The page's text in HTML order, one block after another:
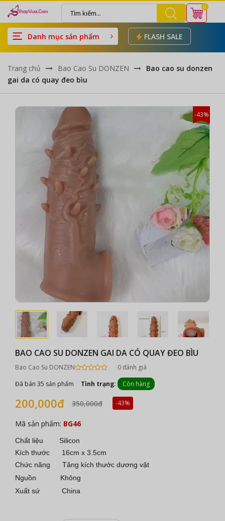
0
Danh mục sản phẩm FLASH SALE
Trang chủ Bao Cao Su DONZEN
Bao cao su donzen
gai da có quay đeo bìu
-43%
BAO CAO SU DONZEN GAI DA CÓ QUAY ĐEO BÌU
Bao Cao Su DONZEN
0 đánh giá
Đã bán 35 sản phẩm
Tình trạng: Còn hàng
200,000đ 350,000đ -43%
Mã sản phẩm: BG46
Chất liệu Silicon
Kích thước 16cm x 3.5cm
Chức năng Tăng kích thước dương vật
Nguồn Không
Xuất sứ China